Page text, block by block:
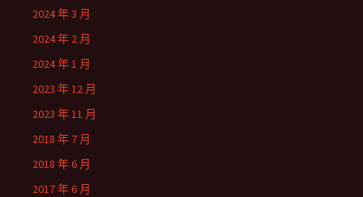
2024 年 3 月
2024 年 2 月
2024 年 1 月
2023 年 12 月
2023 年 11 月
2018 年 7 月
2018 年 6 月
2017 年 6 月